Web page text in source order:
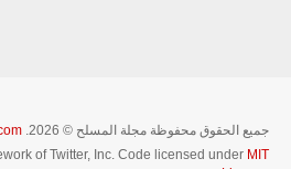
جميع الحقوق محفوظة مجلة المسلح © 2026. Designed by
of Twitter, Inc. Code licensed under MIT